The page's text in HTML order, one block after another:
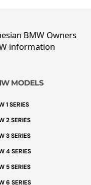
BMW Owners
information
MODELS
1 SERIES
2 SERIES
3 SERIES
4 SERIES
5 SERIES
6 SERIES